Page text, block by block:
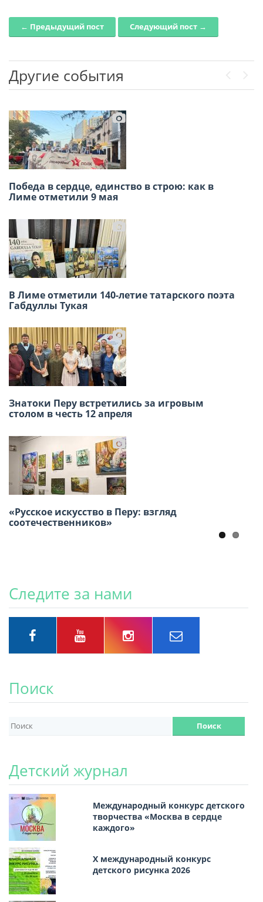
Post navigation
← Предыдущий пост Следующий пост →
Другие события
Победа в сердце, единство в строю: как в
Лиме отметили 9 мая
В Лиме отметили 140-летие татарского поэта
Габдуллы Тукая
Знатоки Перу встретились за игровым
столом в честь 12 апреля
«Русское искусство в Перу: взгляд
соотечественников»
Приглашаем на открытие выставки
художников — соотечественников 2026
Масленица в Русском доме в Лиме собрала
большое количество гостей.
В Перу два дня подряд проходил ежегодный
татарский праздник Сабантуй!
15 Марта в Лиме прошёл День русских
мастериц.
Следите за нами
Поиск
Детский журнал
Международный конкурс детского
творчества «Москва в сердце
каждого»
Х международный конкурс
детского рисунка 2026